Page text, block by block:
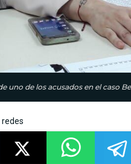
uno de los acusados en el caso